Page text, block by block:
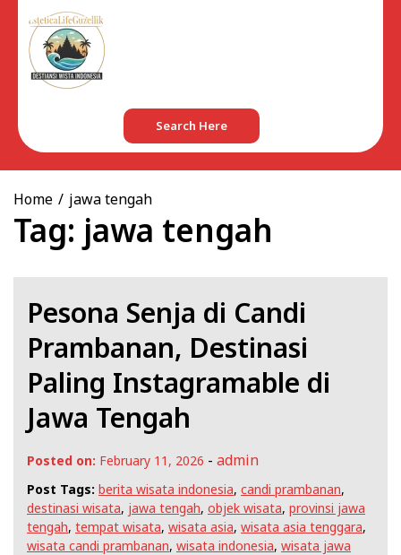
content
Search Here
Home jawa tengah
Tag: jawa tengah
Pesona Senja di Candi
Prambanan, Destinasi
Paling Instagramable di
Jawa Tengah
Posted on: February 11, 2026 - admin
Post Tags: berita wisata indonesia, candi prambanan,
destinasi wisata, jawa tengah, objek wisata, provinsi jawa
tengah, tempat wisata, wisata asia, wisata asia tenggara,
wisata candi prambanan, wisata indonesia, wisata jawa